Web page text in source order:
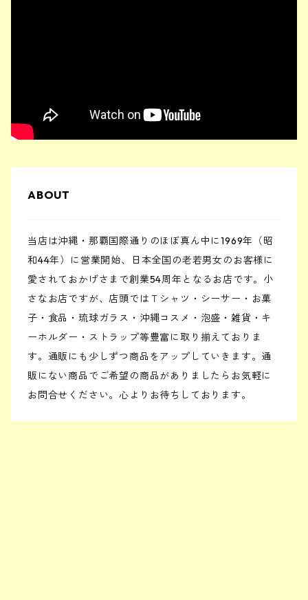
ABOUT
当店は沖縄・那覇国際通りのほぼ真ん中に1969年（昭
和44年）に営業開始、日本全国の老若男女のお客様に
愛されておかげさまで創業54周年となるお店です。小
さなお店ですが、店頭ではＴシャツ・シーサー・お菓
子・食品・琉球ガラス・沖縄コスメ・泡盛・雑貨・キ
ーホルダー・ストラップ等豊富に取り揃えておりま
す。通販にも少しずつ商品をアップしていきます。通
販にない商品でご希望の商品がありましたらお気軽に
お問合せください。心よりお待ちしております。